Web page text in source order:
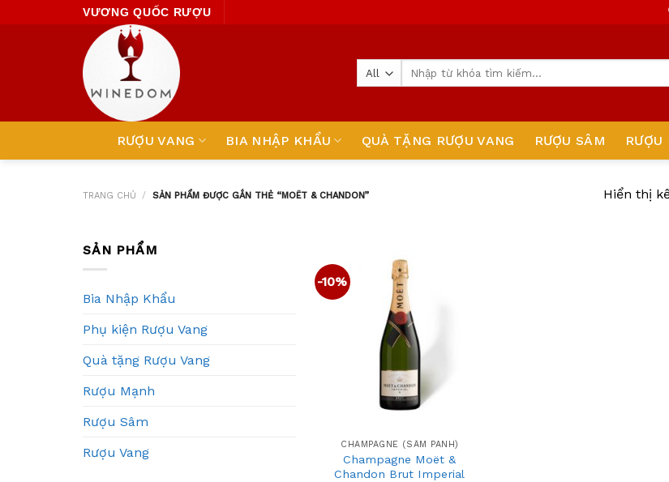
to
VƯƠNG QUỐC RƯỢU
RƯỢU VANG BIA NHẬP KHẨU QUÀ TẶNG RƯỢU VANG RƯỢU SÂM RƯỢU
TRANG CHỦ / SẢN PHẨM ĐƯỢC GẮN THẺ “MOËT & CHANDON” Hiển thị
SẢN PHẨM
Bia Nhập Khẩu
Phụ kiện Rượu Vang
Quà tặng Rượu Vang
Rượu Mạnh
Rượu Sâm
Rượu Vang
-10%
CHAMPAGNE (SÂM PANH)
Champagne Moët &
Chandon Brut Imperial